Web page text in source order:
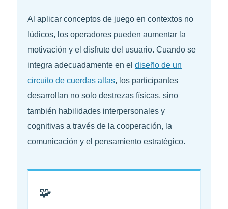
Al aplicar conceptos de juego en contextos no
lúdicos, los operadores pueden aumentar la
motivación y el disfrute del usuario. Cuando se
integra adecuadamente en el diseño de un
circuito de cuerdas altas , los participantes
desarrollan no solo destrezas físicas, sino
también habilidades interpersonales y
cognitivas a través de la cooperación, la
comunicación y el pensamiento estratégico.
🧩